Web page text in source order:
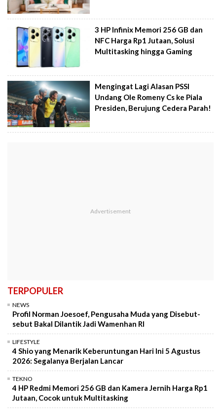
3 HP Infinix Memori 256 GB dan
NFC Harga Rp1 Jutaan, Solusi
Multitasking hingga Gaming
Mengingat Lagi Alasan PSSI
Undang Ole Romeny Cs ke Piala
Presiden, Berujung Cedera Parah!
TERPOPULER
NEWS
Profil Norman Joesoef, Pengusaha Muda yang Disebut-
sebut Bakal Dilantik Jadi Wamenhan RI
LIFESTYLE
4 Shio yang Menarik Keberuntungan Hari Ini 5 Agustus
2026: Segalanya Berjalan Lancar
TEKNO
4 HP Redmi Memori 256 GB dan Kamera Jernih Harga Rp1
Jutaan, Cocok untuk Multitasking